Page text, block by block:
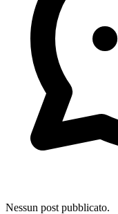
Nessun post pubblicato.